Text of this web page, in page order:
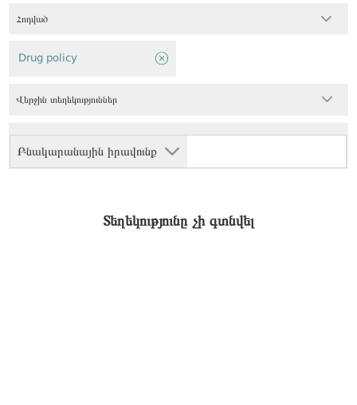
Հոդված
Բնակարանային իրավունք
Drug policy
Վերջին տեղեկություններ
Տեղեկությունը չի գտնվել